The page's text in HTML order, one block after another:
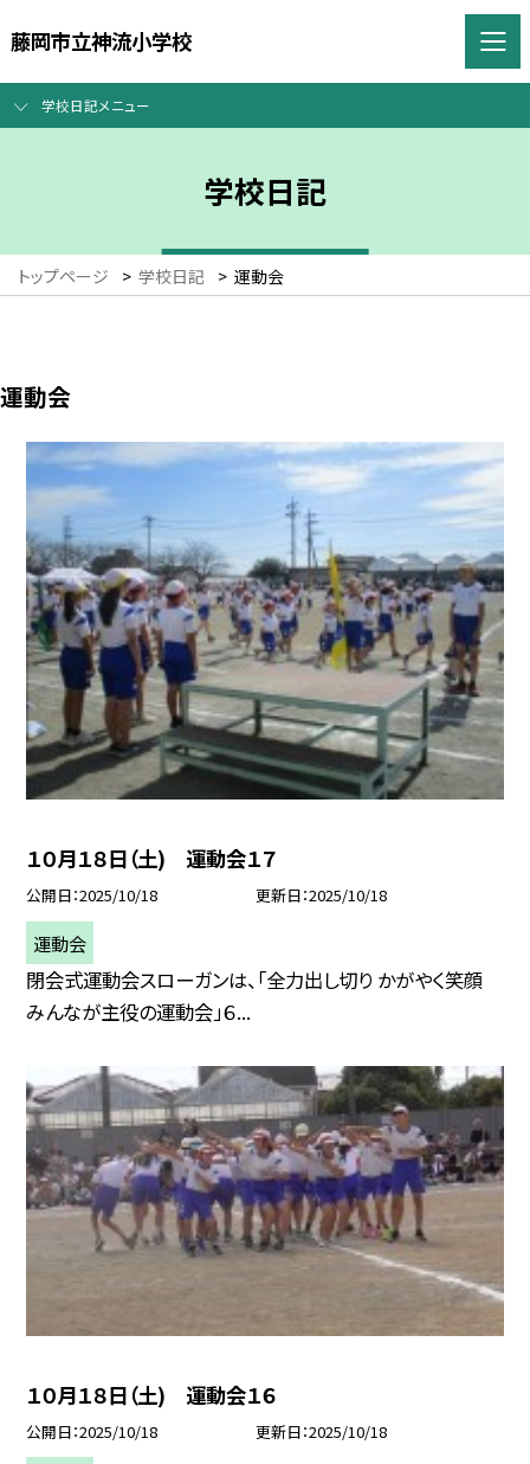
藤岡市立神流小学校
学校日記メニュー
学校日記
トップページ > 学校日記 > 運動会
運動会
１０月１８日（土) 運動会１７
公開日 2025/10/18 更新日 2025/10/18
運動会
閉会式運動会スローガンは、「全力出し切り かがやく笑顔
みんなが主役の運動会」６...
１０月１８日（土) 運動会１６
公開日 2025/10/18 更新日 2025/10/18